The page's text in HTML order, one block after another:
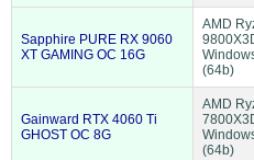
Sapphire PURE RX 9060
XT GAMING OC 16G
AMD
(64b)
Gainward RTX 4060 Ti
GHOST OC 8G
AMD
(64b)